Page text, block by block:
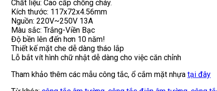
Chất liệu: Cao cấp chống cháy.
Kích thước: 117x72x4.56mm
Nguồn: 220V~250V 13A
Màu sắc: Trắng-Viền Bạc
Độ bền lên đến hơn 10 năm!
Thiết kế mặt che dễ dàng tháo lắp
Lỗ bắt vít hình chữ nhật dễ dàng cho việc căn chỉnh
Tham khảo thêm các mẫu công tắc, ổ cắm mặt nhựa tại đây